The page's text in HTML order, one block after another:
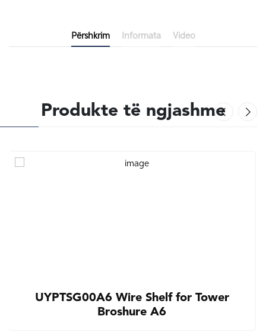
Përshkrim Informata Video
Produkte të ngjashme
UYPTSG00A6 Wire Shelf for Tower
Broshure A6